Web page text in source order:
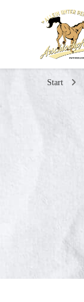
Start